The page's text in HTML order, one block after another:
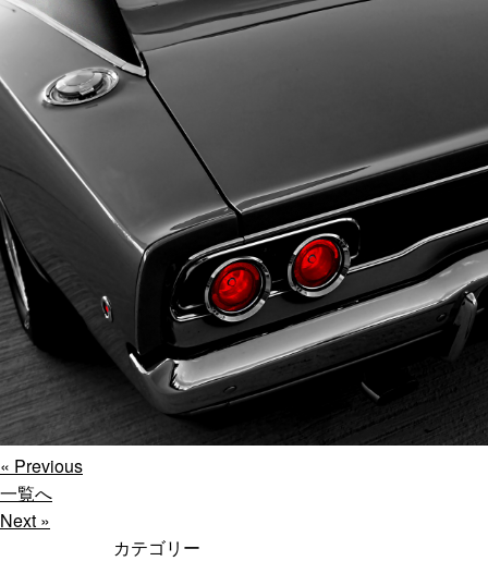
« Previous
一覧へ
Next »
カテゴリー